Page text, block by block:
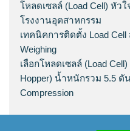
โหลดเซลล์ (Load Cell) หั
โรงงานอุตสาหกรรม
เทคนิคการติดตั้ง Load Cell
Weighing
เลือกโหลดเซลล์ (Load
Hopper) น้ำหนักรวม 5.5 ตั
Compression